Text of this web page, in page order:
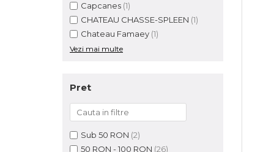
Capcanes (1)
CHATEAU CHASSE-SPLEEN (1)
Chateau Famaey (1)
Vezi mai multe
Pret
Sub 50 RON (2)
50 RON - 100 RON (26)